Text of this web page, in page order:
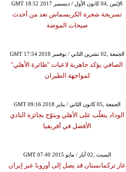
GMT 18:52 2017 الإثنين ,04 كانون الأول / ديسمبر
تسريحة شجرة الكريسماس تعد من أحدث
صيحات الموضة
GMT 17:54 2018 الجمعة ,02 تشرين الثاني / نوفمبر
الصافي يؤكد جاهزية لاعبات "طائرة الأهلي"
لمواجهة الطيران
GMT 09:16 2018 الجمعة ,05 كانون الثاني / يناير
الوداد يتغلّب على الأهلي ويتوّج بجائزة النادي
الأفضل في أفريقيا
GMT 07:40 2015 السبت ,02 أيار / مايو
غاز تركمانستان قد يصل إلى أوروبا عبر إيران